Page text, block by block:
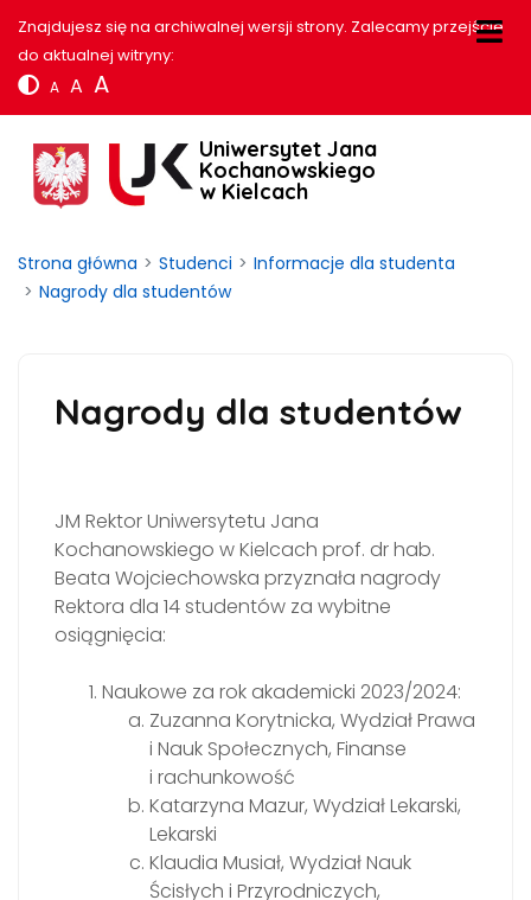
Znajdujesz się na archiwalnej wersji strony. Zalecamy przejście
do aktualnej witryny:
A A A
Uniwersytet Jana
Kochanowskiego
w Kielcach
Strona główna Studenci
Informacje dla studenta
Nagrody dla studentów
Nagrody dla studentów
JM Rektor Uniwersytetu Jana
Kochanowskiego w Kielcach prof. dr hab.
Beata Wojciechowska przyznała nagrody
Rektora dla 14 studentów za wybitne
osiągnięcia:
Naukowe za rok akademicki 2023/2024:
Zuzanna Korytnicka, Wydział Prawa
i Nauk Społecznych, Finanse
i rachunkowość
Katarzyna Mazur, Wydział Lekarski,
Lekarski
Klaudia Musiał, Wydział Nauk
Ścisłych i Przyrodniczych,